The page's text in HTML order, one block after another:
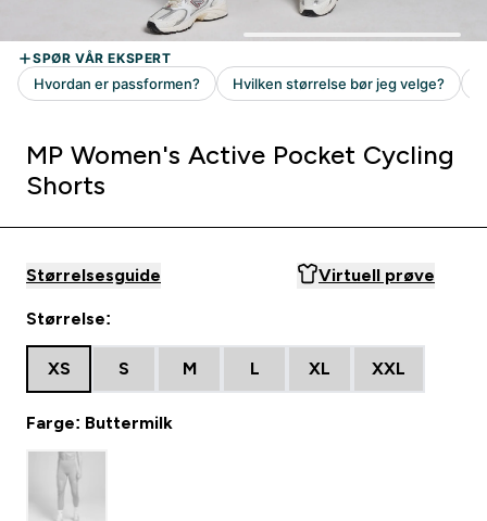
MP Women's Active Pocket Cycling
Shorts
Størrelsesguide Virtuell prøve
Størrelse:
XS S M L XL XXL
Farge: Buttermilk